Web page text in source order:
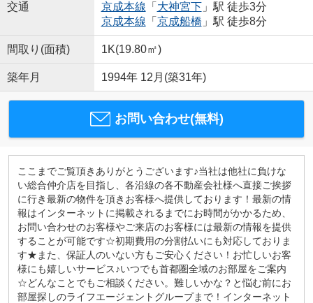
交通
京成本線 「 大神宮下」駅 徒歩3分
京成本線 「 京成船橋 」駅 徒歩8分
間取り(面積) 1K(19.80㎡)
築年月 1994年 12月(築31年)
お問い合わせ(無料)
ここまでご覧頂きありがとうございます♪当社は他社に負けな
い総合仲介店を目指し、各沿線の各不動産会社様へ直接ご挨拶
に行き最新の物件を頂きお客様へ提供しております！最新の情
報はインターネットに掲載されるまでにお時間がかかるため、
お問い合わせのお客様やご来店のお客様には最新の情報を提供
することが可能です☆初期費用の分割払いにも対応しておりま
す★また、保証人のいない方もご安心ください！お忙しいお客
様にも嬉しいサービス♪いつでも首都圏全域のお部屋をご案内
☆どんなことでもご相談ください。難しいかな？と悩む前にお
部屋探しのライフエージェントグループまで！インターネット